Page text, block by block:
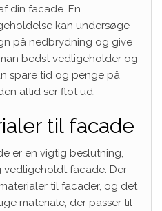
din facade. En
kan undersøge
på nedbrydning og give
bedst vedligeholder og
spare tid og penge på
altid ser flot ud.
til facade
er en vigtig beslutning,
vedligeholdt facade. Der
til facader, og det
materiale, der passer til